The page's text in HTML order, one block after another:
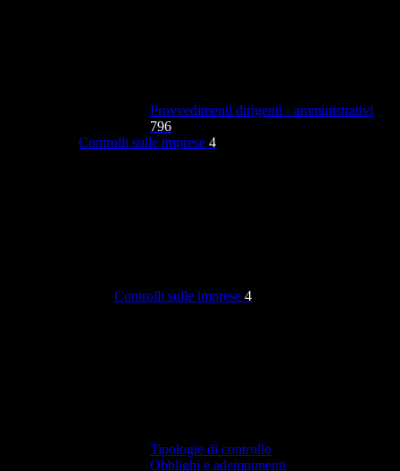
Provvedimenti dirigenti - amministrativi
796
Controlli sulle imprese 4
Controlli sulle imprese 4
Tipologie di controllo
Obblighi e adempimenti